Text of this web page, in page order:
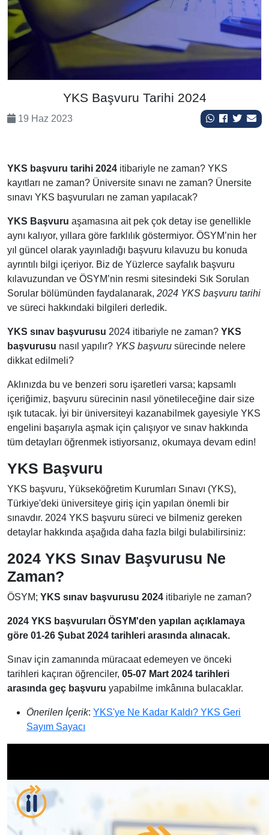
YKS Başvuru Tarihi 2024
19 Haz 2023
YKS başvuru tarihi 2024 itibariyle ne zaman? YKS
kayıtları ne zaman? Üniversite sınavı ne zaman? Ünersite
sınavı YKS başvuruları ne zaman yapılacak?
YKS Başvuru aşamasına ait pek çok detay ise genellikle
aynı kalıyor, yıllara göre farklılık göstermiyor. ÖSYM’nin her
yıl güncel olarak yayınladığı başvuru kılavuzu bu konuda
ayrıntılı bilgi içeriyor. Biz de Yüzlerce sayfalık başvuru
kılavuzundan ve ÖSYM’nin resmi sitesindeki Sık Sorulan
Sorular bölümünden faydalanarak, 2024 YKS başvuru tarihi
ve süreci hakkındaki bilgileri derledik.
YKS sınav başvurusu 2024 itibariyle ne zaman? YKS
başvurusu nasıl yapılır? YKS başvuru sürecinde nelere
dikkat edilmeli?
Aklınızda bu ve benzeri soru işaretleri varsa; kapsamlı
içeriğimiz, başvuru sürecinin nasıl yönetileceğine dair size
ışık tutacak. İyi bir üniversiteyi kazanabilmek gayesiyle YKS
engelini başarıyla aşmak için çalışıyor ve sınav hakkında
tüm detayları öğrenmek istiyorsanız, okumaya devam edin!
YKS Başvuru
YKS başvuru, Yükseköğretim Kurumları Sınavı (YKS),
Türkiye'deki üniversiteye giriş için yapılan önemli bir
sınavdır. 2024 YKS başvuru süreci ve bilmeniz gereken
detaylar hakkında aşağıda daha fazla bilgi bulabilirsiniz:
2024 YKS Sınav Başvurusu Ne
Zaman?
ÖSYM; YKS sınav başvurusu 2024 itibariyle ne zaman?
2024 YKS başvuruları ÖSYM'den yapılan açıklamaya
göre 01-26 Şubat 2024 tarihleri arasında alınacak.
Sınav için zamanında müracaat edemeyen ve önceki
tarihleri kaçıran öğrenciler, 05-07 Mart 2024 tarihleri
arasında geç başvuru yapabilme imkânına bulacaklar.
Önerilen İçerik: YKS'ye Ne Kadar Kaldı? YKS Geri
Sayım Sayacı